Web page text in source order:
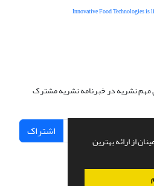
از ارائه بهترین
مهم نشریه در خبرنامه نشریه مشترک
اشتراک